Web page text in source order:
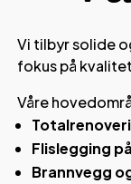
Vi tilbyr solide
fokus på
Våre
Flislegging
Brannvegg